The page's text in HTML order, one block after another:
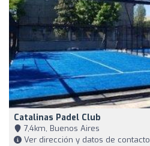
Catalinas Padel Club
7,4km, Buenos Aires
Ver dirección y datos de contacto